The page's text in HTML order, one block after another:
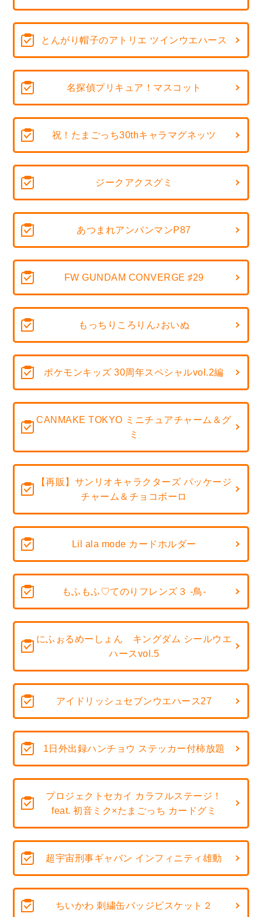
とんがり帽子のアトリエ ツインウエハース
名探偵プリキュア！マスコット
祝！たまごっち30thキャラマグネッツ
ジークアクスグミ
あつまれアンパンマンP87
FW GUNDAM CONVERGE ♯29
もっちりころりん♪おいぬ
ポケモンキッズ 30周年スペシャルvol.2編
CANMAKE TOKYO ミニチュアチャーム＆グ
ミ
【再販】サンリオキャラクターズ パッケージ
チャーム＆チョコボーロ
Lil ala mode カードホルダー
もふもふ♡てのりフレンズ３ -鳥-
にふぉるめーしょん キングダム シールウエ
ハースvol.5
アイドリッシュセブンウエハース27
1日外出録ハンチョウ ステッカー付柿放題
プロジェクトセカイ カラフルステージ！
feat. 初音ミク×たまごっち カードグミ
超宇宙刑事ギャバン インフィニティ雄動
ちいかわ 刺繍缶バッジビスケット２